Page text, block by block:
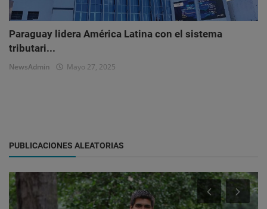
Paraguay lidera América Latina con el sistema
tributari...
NewsAdmin Mayo 27, 2025
PUBLICACIONES ALEATORIAS